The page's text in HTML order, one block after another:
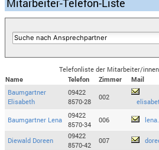
Mitarbeiter-Telefon-Liste
Telefonliste der Mitarbeiter/
Name
Telefon Zimmer
Mail
Baumgartner
Elisabeth
09422
8570-28
002
Baumgartner Lena
09422
8570-34
006
Diewald Doreen
09422
8570-42
007